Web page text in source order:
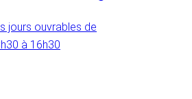
jours ouvrables de
à 16h30